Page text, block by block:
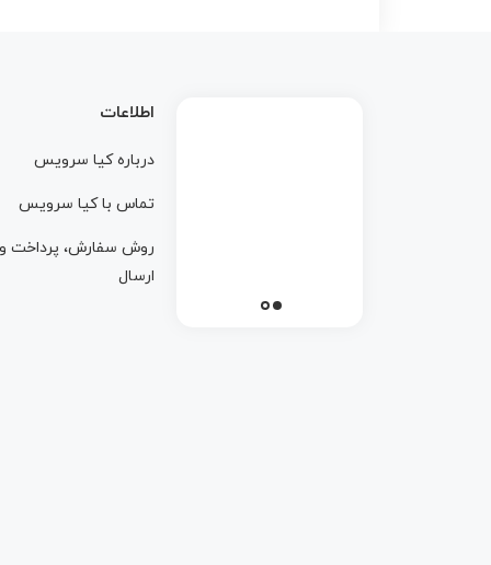
اطلاعات
درباره کيا سرويس
تماس با کيا سرويس
روش سفارش، پرداخت و
ارسال